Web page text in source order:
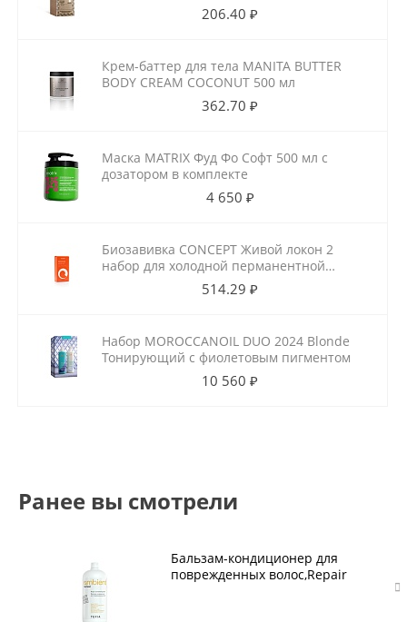
206.40 ₽
Крем-баттер для тела MANITA BUTTER
BODY CREAM COCONUT 500 мл
362.70 ₽
Маска MATRIX Фуд Фо Софт 500 мл с
дозатором в комплекте
4 650 ₽
Биозавивка CONCEPT Живой локон 2
набор для холодной перманентной
завивки для ослабленных волос
514.29 ₽
Набор MOROCCANOIL DUO 2024 Blonde
Тонирующий с фиолетовым пигментом
10 560 ₽
Ранее вы смотрели
Бальзам-кондиционер для
поврежденных волос,Repair